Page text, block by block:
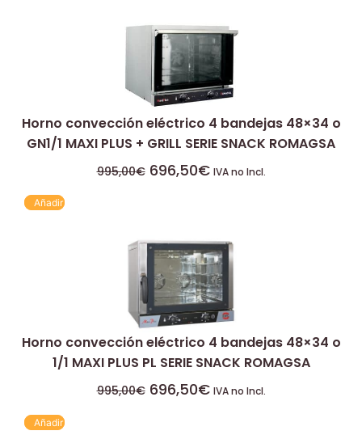
Horno convección eléctrico 4 bandejas 48×34 o
GN1/1 MAXI PLUS + GRILL SERIE SNACK ROMAGSA
995,00€ 696,50€ IVA no Incl.
Añadir
Horno convección eléctrico 4 bandejas 48×34 o
1/1 MAXI PLUS PL SERIE SNACK ROMAGSA
995,00€ 696,50€ IVA no Incl.
Añadir